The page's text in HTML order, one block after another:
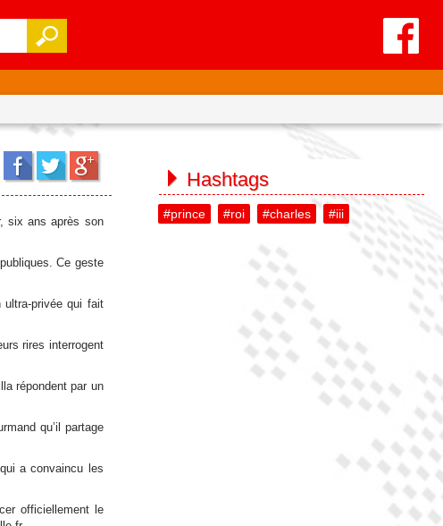
six ans après son
Ce geste
privée qui fait
rires interrogent
répondent par un
qu’il partage
a convaincu les
officiellement le
Hashtags
#prince #roi #charles #iii